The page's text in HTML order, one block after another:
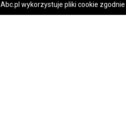
Abc.pl wykorzystuje pliki cookie